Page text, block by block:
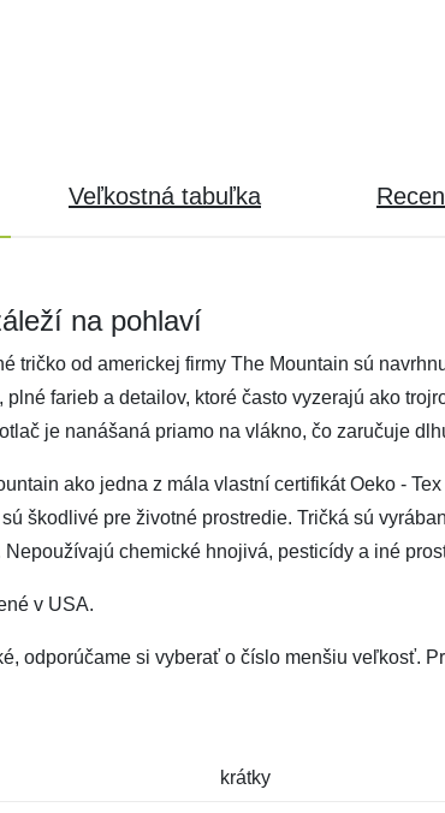
Veľkostná tabuľka
na pohlaví
tričko od americkej firmy The Mountain sú
plné farieb a detailov, ktoré často vyzerajú ako
je nanášaná priamo na vlákno, čo zaručuje
ako jedna z mála vlastní certifikát Oeko -
škodlivé pre životné prostredie. Tričká sú
chemické hnojivá, pesticídy a iné
v USA.
odporúčame si vyberať o číslo menšiu veľkosť.
krátky